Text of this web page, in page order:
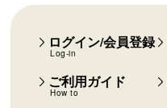
ログイン/会員登録
Log-in
ご利用ガイド
How to